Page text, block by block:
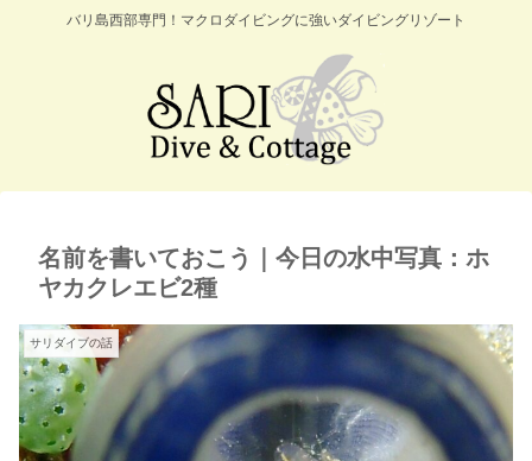
バリ島西部専門！マクロダイビングに強いダイビングリゾート
名前を書いておこう｜今日の水中写真：ホ
ヤカクレエビ2種
サリダイブの話